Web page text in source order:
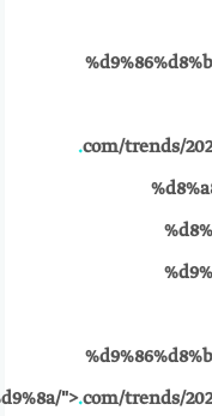
.com/trends/
">.com/trends/